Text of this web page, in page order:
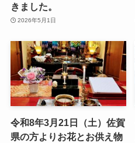
きました。
2026年5月1日
令和8年3月21日（土）佐賀
県の方よりお花とお供え物